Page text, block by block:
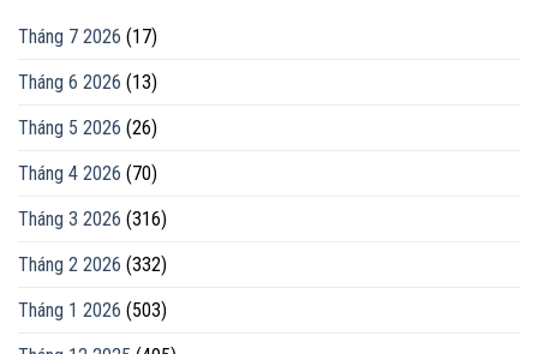
Tháng 7 2026 (17)
Tháng 6 2026 (13)
Tháng 5 2026 (26)
Tháng 4 2026 (70)
Tháng 3 2026 (316)
Tháng 2 2026 (332)
Tháng 1 2026 (503)